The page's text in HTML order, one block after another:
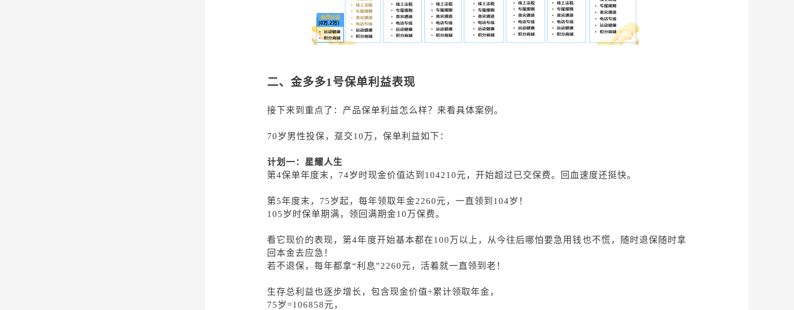
二、 金多多1号保单利益表现
接下来到重点了：产品保单利益怎么样？来看具体案例。
70岁男性投保，趸交10万，保单利益如下：
计划一：星耀人生
第4保单年度末，74岁时现金价值达到104210元，开始超过已交保费。回血速度还挺快。
第5年度末，75岁起，每年领取年金2260元，一直领到104岁！
105岁时保单期满，领回满期金10万保费。
看它现价的表现，第4年度开始基本都在100万以上，从今往后哪怕要急用钱也不慌，随时退保随时拿
回本金去应急！
若不退保，每年都拿“利息”2260元，活着就一直领到老！
生存总利益也逐步增长，包含现金价值+累计领取年金，
75岁=106858元，